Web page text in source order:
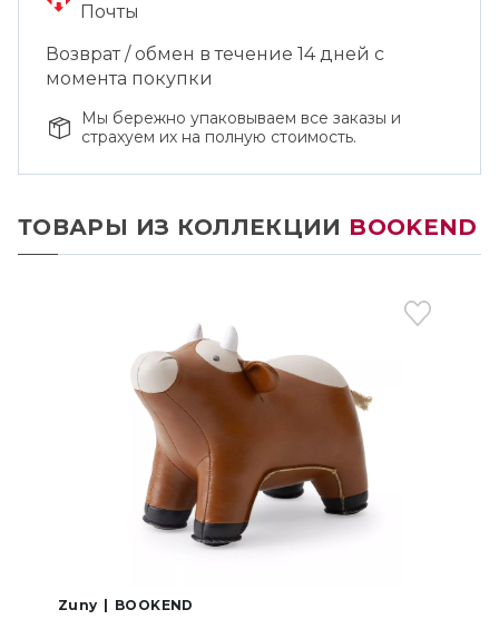
Почты
Возврат / обмен в течение 14 дней с
момента покупки
Мы бережно упаковываем все заказы и
страхуем их на полную стоимость.
ТОВАРЫ ИЗ КОЛЛЕКЦИИ BOOKEND
Zuny BOOKEND